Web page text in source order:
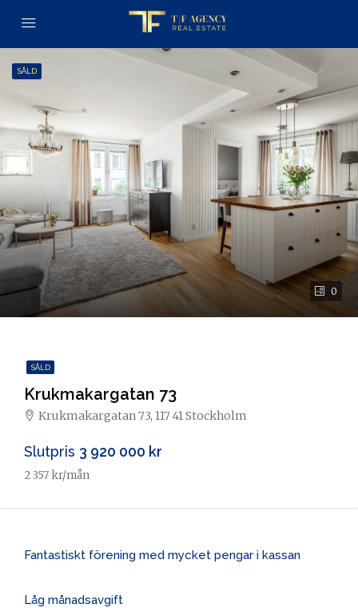
0
SÅLD
SÅLD
Krukmakargatan 73
Krukmakargatan 73, 117 41 Stockholm
Slutpris 3 920 000 kr
2 357 kr/mån
Fantastiskt förening med mycket pengar i kassan
Låg månadsavgift